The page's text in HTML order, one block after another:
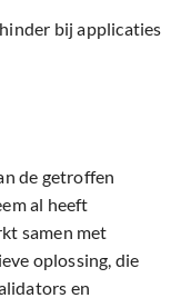
bij applicaties
de getroffen
al heeft
samen met
oplossing, die
en